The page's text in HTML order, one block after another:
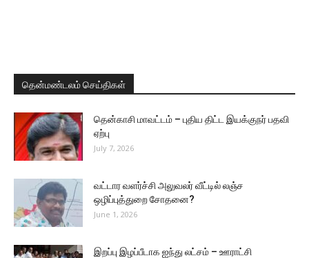
தென்மண்டலம் செய்திகள்
தென்காசி மாவட்டம் – புதிய திட்ட இயக்குநர் பதவி
ஏற்பு
July 7, 2026
வட்டார வளர்ச்சி அலுவலர் வீட்டில் லஞ்ச
ஒழிப்புத்துறை சோதனை?
June 1, 2026
இறப்பு இழப்பீடாக ஐந்து லட்சம் – ஊராட்சி